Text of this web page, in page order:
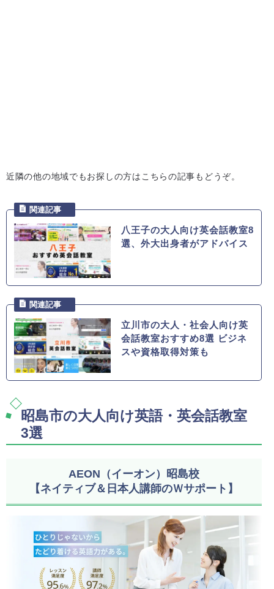
近隣の他の地域でもお探しの方はこちらの記事もどうぞ。
八王子の大人向け英会話教室8
選、外大出身者がアドバイス
立川市の大人・社会人向け英
会話教室おすすめ8選 ビジネ
スや資格取得対策も
昭島市の大人向け英語・英会話教室
3選
AEON（イーオン）昭島校
【ネイティブ＆日本人講師のＷサポート】